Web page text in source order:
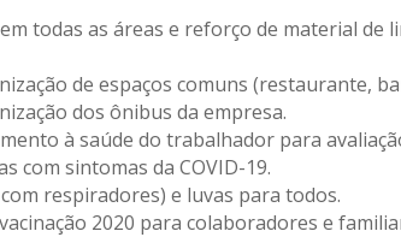
todas as áreas e reforço de material
de espaços comuns (restaurante,
dos ônibus da empresa.
à saúde do trabalhador para
com sintomas da COVID-19.
respiradores) e luvas para todos.
2020 para colaboradores e